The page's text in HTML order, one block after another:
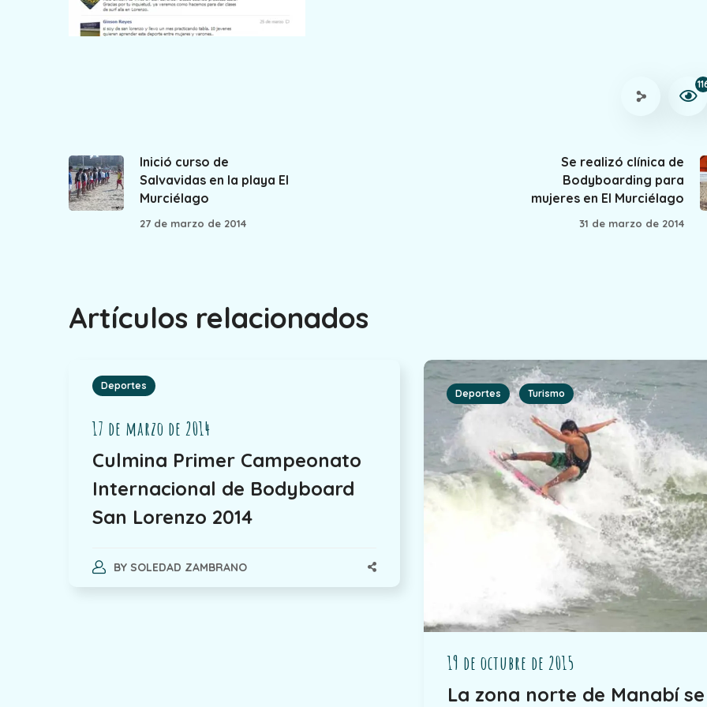
Inició curso de
Salvavidas en la playa El
Murciélago
27 de marzo de 2014
Se realizó clínica de
Bodyboarding para
mujeres en El Murciélago
31 de marzo de 2014
Artículos relacionados
Deportes
17 de marzo de 2014
Culmina Primer Campeonato
Internacional de Bodyboard
San Lorenzo 2014
BY SOLEDAD ZAMBRANO
Deportes Turismo
19 de octubre de 2015
La zona norte de Manabí se